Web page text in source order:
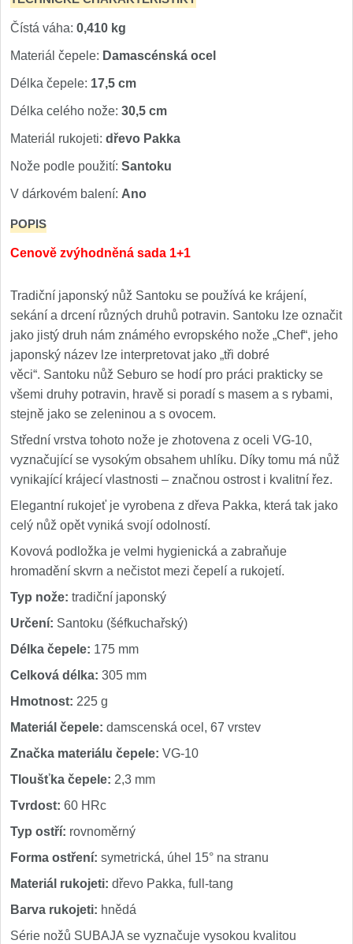
Čístá váha: 0,410 kg
Materiál čepele: Damascénská ocel
Délka čepele: 17,5 cm
Délka celého nože: 30,5 cm
Materiál rukojeti: dřevo Pakka
Nože podle použití: Santoku
V dárkovém balení: Ano
POPIS
Cenově zvýhodněná sada 1+1
Tradiční japonský nůž Santoku se používá ke krájení,
sekání a drcení různých druhů potravin. Santoku lze označit
jako jistý druh nám známého evropského nože „Chef“, jeho
japonský název lze interpretovat jako „tři dobré
věci“. Santoku nůž Seburo se hodí pro práci prakticky se
všemi druhy potravin, hravě si poradí s masem a s rybami,
stejně jako se zeleninou a s ovocem.
Střední vrstva tohoto nože je zhotovena z oceli VG-10,
vyznačující se vysokým obsahem uhlíku. Díky tomu má nůž
vynikající krájecí vlastnosti – značnou ostrost i kvalitní řez.
Elegantní rukojeť je vyrobena z dřeva Pakka, která tak jako
celý nůž opět vyniká svojí odolností.
Kovová podložka je velmi hygienická a zabraňuje
hromadění skvrn a nečistot mezi čepelí a rukojetí.
Typ nože: tradiční japonský
Určení: Santoku (šéfkuchařský)
Délka čepele: 175 mm
Celková délka: 305 mm
Hmotnost: 225 g
Materiál čepele: damscenská ocel, 67 vrstev
Značka materiálu čepele: VG-10
Tloušťka čepele: 2,3 mm
Tvrdost: 60 HRc
Typ ostří: rovnoměrný
Forma ostření: symetrická, úhel 15° na stranu
Materiál rukojeti: dřevo Pakka, full-tang
Barva rukojeti: hnědá
Série nožů SUBAJA se vyznačuje vysokou kvalitou